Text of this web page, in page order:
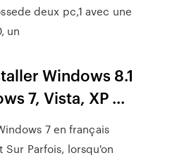
deux pc,1 avec une
un
Windows 8.1
7, Vista, XP ...
7 en français
Parfois, lorsqu'on